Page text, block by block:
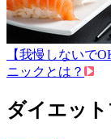
【我慢しないで
ニックとは？
ダイエッ